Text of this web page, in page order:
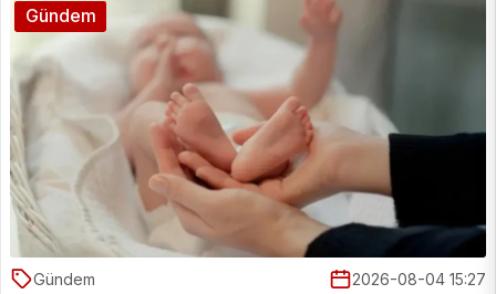
Gündem 2026-08-04 15:27
Gündem